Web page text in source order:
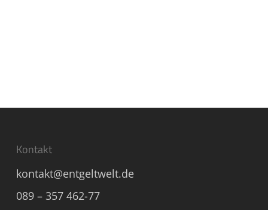
Kontakt
kontakt@entgeltwelt.de
089 – 357 462-77